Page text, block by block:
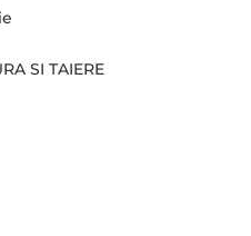
SI TAIERE